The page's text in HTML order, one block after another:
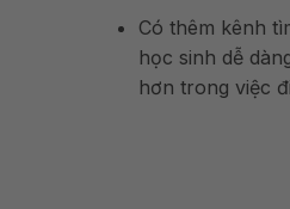
Có thêm kênh
học sinh dễ
hơn trong việc